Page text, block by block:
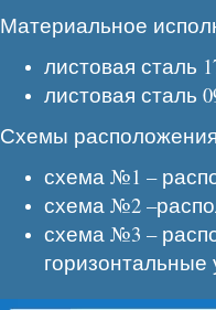
Материальное
листовая сталь
листовая сталь
Схемы
схема №1 –
схема №2
схема №3 –
горизонтальные